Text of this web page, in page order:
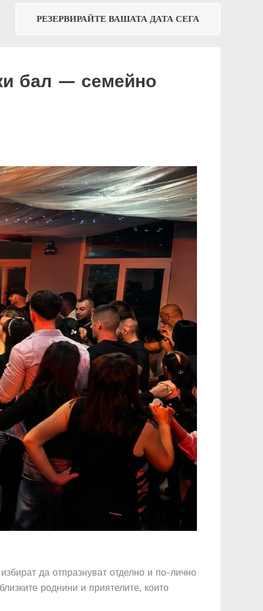
РЕЗЕРВИРАЙТЕ ВАШАТА ДАТА СЕГА
бал — семейно
да отпразнуват отделно и по-лично
роднини и приятелите, които